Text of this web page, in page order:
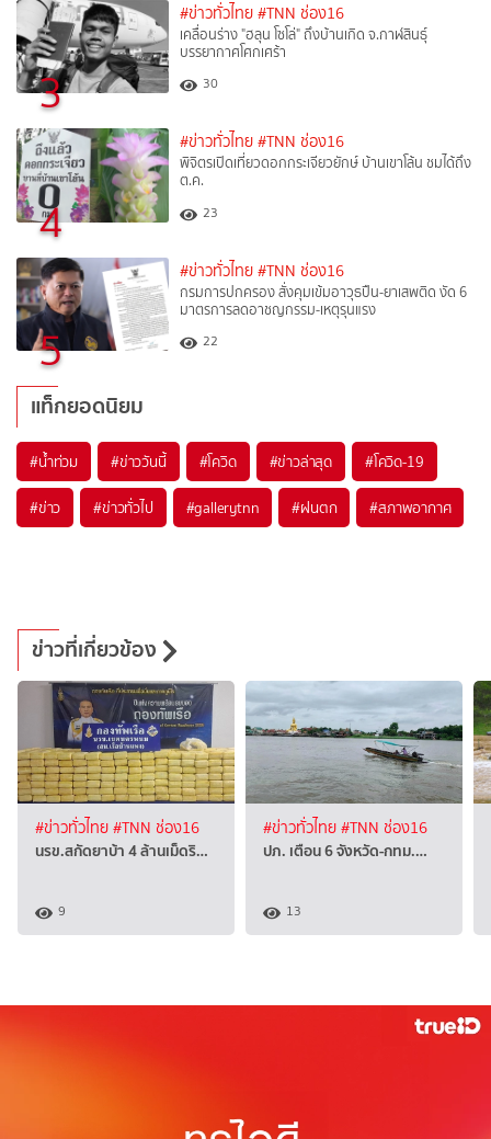
3
#ข่าวทั่วไทย #TNN ช่อง16
เคลื่อนร่าง "ฮลุน โซโล่" ถึงบ้านเกิด จ.กาฬสินธุ์
บรรยากาศโศกเศร้า
30
4
#ข่าวทั่วไทย #TNN ช่อง16
พิจิตรเปิดเที่ยวดอกกระเจียวยักษ์ บ้านเขาโล้น ชมได้ถึง
ต.ค.
23
5
#ข่าวทั่วไทย #TNN ช่อง16
กรมการปกครอง สั่งคุมเข้มอาวุธปืน-ยาเสพติด งัด 6
มาตรการลดอาชญกรรม-เหตุรุนแรง
22
แท็กยอดนิยม
#น้ำท่วม #ข่าววันนี้ #โควิด #ข่าวล่าสุด #โควิด-19
#ข่าว #ข่าวทั่วไป #gallerytnn #ฝนตก #สภาพอากาศ
ข่าวที่เกี่ยวข้อง
#ข่าวทั่วไทย#TNN ช่อง16
นรข.สกัดยาบ้า 4 ล้านเม็ดริ…
9
#ข่าวทั่วไทย#TNN ช่อง16
ปภ. เตือน 6 จังหวัด-กทม.…
13